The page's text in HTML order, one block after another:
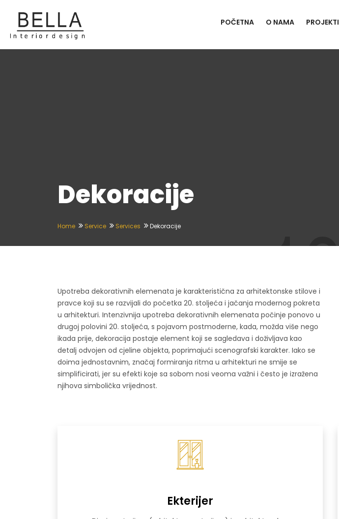
POČETNA O NAMA PROJEKTI
Dekoracije
Home Service Services Dekoracije
Upotreba dekorativnih elemenata je karakteristična za arhitektonske stilove i
pravce koji su se razvijali do početka 20. stoljeća i jačanja modernog pokreta
u arhitekturi. Intenzivnija upotreba dekorativnih elemenata počinje ponovo u
drugoj polovini 20. stoljeća, s pojavom postmoderne, kada, možda više nego
ikada prije, dekoracija postaje element koji se sagledava i doživljava kao
detalj odvojen od cjeline objekta, poprimajući scenografski karakter. Iako se
doima jednostavnim, značaj formiranja ritma u arhitekturi ne smije se
simplificirati, jer su efekti koje sa sobom nosi veoma važni i često je izražena
njihova simbolička vrijednost.
Ekterijer